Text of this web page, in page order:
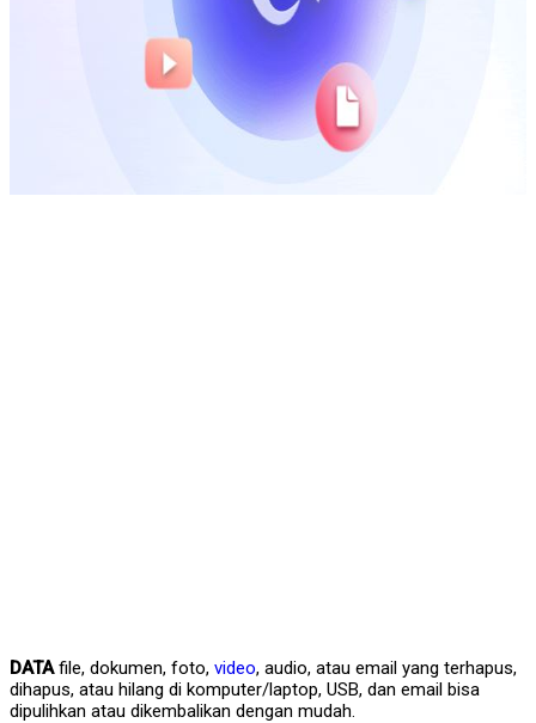
DATAfile, dokumen, foto, video, audio, atau email yang terhapus,
dihapus, atau hilang di komputer/laptop, USB, dan email bisa
dipulihkan atau dikembalikan dengan mudah.